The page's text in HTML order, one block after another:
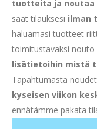
tuotteita ja noutaa
saat tilauksesi ilman
haluamasi tuotteet
toimitustavaksi
lisätietoihin mistä
Tapahtumasta
kyseisen viikon
ennätämme pakata